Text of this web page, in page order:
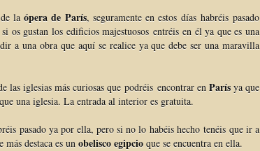
la ópera de París, seguramente en estos días habréis pasado
os gustan los edificios majestuosos entréis en él ya que es una
a una obra que aquí se realice ya que debe ser una maravilla
las iglesias más curiosas que podréis encontrar en Parísya que
una iglesia. La entrada al interior es gratuita.
pasado ya por ella, pero si no lo habéis hecho tenéis que ir a
destaca es un obelisco egipcio que se encuentra en ella.